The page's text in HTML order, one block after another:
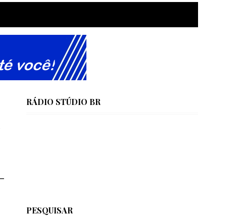
RÁDIO STÚDIO BR
PESQUISAR